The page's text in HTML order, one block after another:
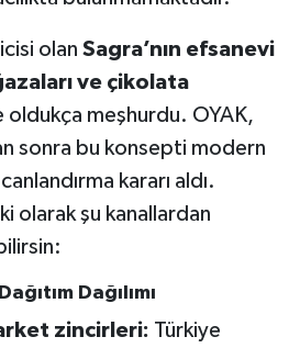
olan Sagra’nın efsanevi
ve çikolata
meşhurdu. OYAK,
sonra bu konsepti modern
kararı aldı.
olarak şu kanallardan
Dağılımı
zincirleri: Türkiye